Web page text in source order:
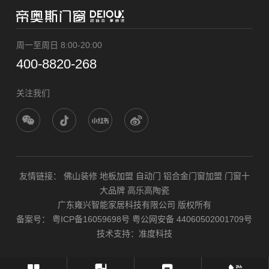
周一至周日 8:00-20:00
400-8820-268
关注我们
友情链接： 佛山装修 地板加盟 自动门 铝合金门窗加盟 门窗十
大品牌 高乐高陶瓷
广东雍兴智能家居科技有限公司 版权所有
备案号： 粤ICP备16059698号 粤公网安备 44060502001709号
技术支持： 准度科技